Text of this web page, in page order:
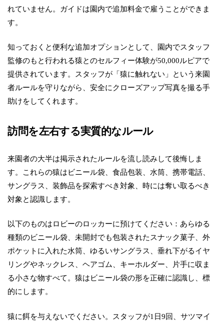
れていません。ガイドは園内で追加料金で雇うことができま
す。
知っておくと便利な追加オプションとして、園内でスタッフ
監修のもと行われる猿とのセルフィー体験が50,000ルピアで
提供されています。スタッフが「猿に触れない」という来園
者ルールを守りながら、安全にクローズアップ写真を撮る手
助けをしてくれます。
訪問を左右する実質的なルール
来園者の大半は掲示されたルールを流し読みして後悔しま
す。これらの猿はビニール袋、食品包装、水筒、携帯電話、
サングラス、装飾品を探索すべき対象、時には奪い取るべき
対象と認識します。
以下のものはロビーのロッカーに預けてください：あらゆる
種類のビニール袋、未開封でも包装されたスナック菓子、外
ポケットに入れた水筒、ゆるいサングラス、垂れ下がるイヤ
リングやネックレス、ヘアゴム、キーホルダー、片手に収ま
る小さな物すべて。猿はビニール袋の形を正確に認識し、標
的にします。
猿に餌を与えないでください。スタッフが1日9回、サツマイ